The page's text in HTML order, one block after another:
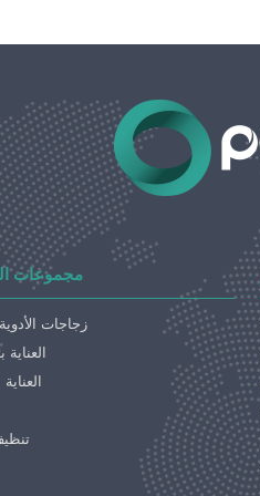
مجموعات
زجاجات